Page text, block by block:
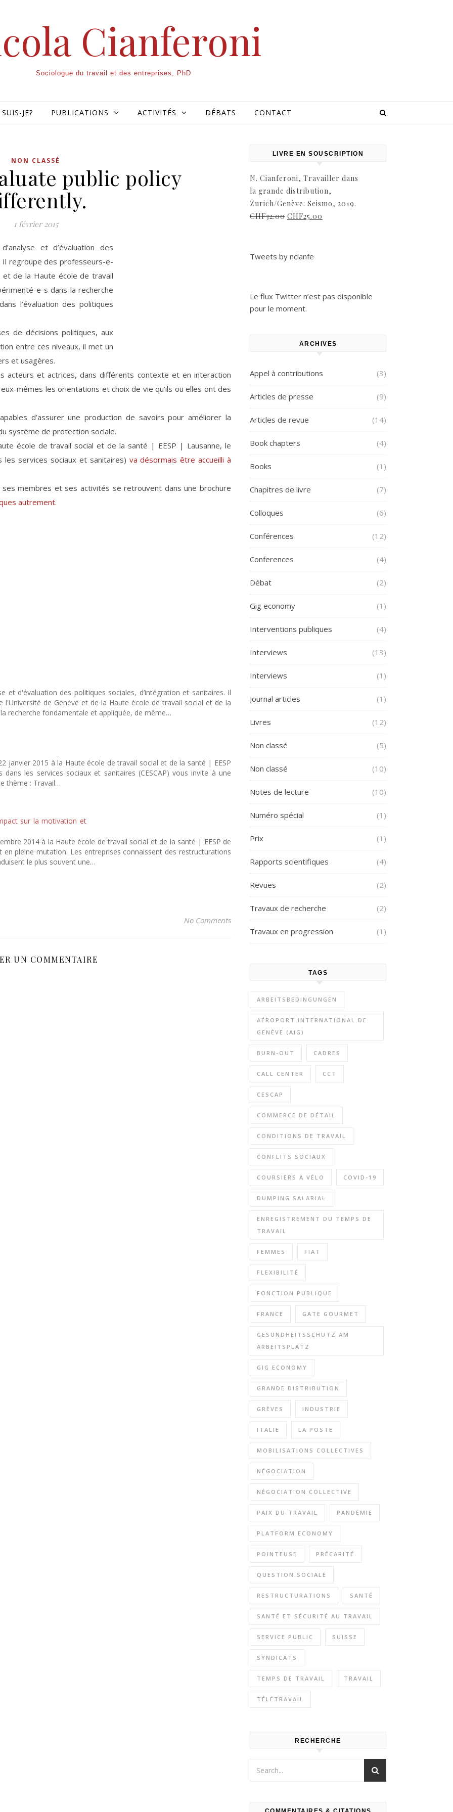
Cianferoni
Sociologue du travail et des entreprises, PhD
JE? PUBLICATIONS ACTIVITÉS DÉBATS CONTACT
NON CLASSÉ
public policy
1 février 2015
et d’évaluation des
Il regroupe des professeurs-e-
et de la Haute école de travail
e-s dans la recherche
l’évaluation des politiques
de décisions politiques, aux
entre ces niveaux, il met un
et usagères.
acteurs et actrices, dans différents contexte et en interaction
mêmes les orientations et choix de vie qu’ils ou elles ont des
d’assurer une production de savoirs pour améliorer la
système de protection sociale.
école de travail social et de la santé | EESP | Lausanne, le
les services sociaux et sanitaires) va désormais être accueilli à
ses membres et ses activités se retrouvent dans une brochure
autrement.
et d'évaluation des politiques sociales, d’intégration et sanitaires. Il
l'Université de Genève et de la Haute école de travail social et de la
recherche fondamentale et appliquée, de même…
janvier 2015 à la Haute école de travail social et de la santé | EESP
dans les services sociaux et sanitaires (CESCAP) vous invite à une
thème : Travail…
sur la motivation et
2014 à la Haute école de travail social et de la santé | EESP de
pleine mutation. Les entreprises connaissent des restructurations
le plus souvent une…
No Comments
UN COMMENTAIRE
LIVRE EN SOUSCRIPTION
N. Cianferoni, Travailler dans
la grande distribution,
Zurich/Genève: Seismo, 2019.
CHF32.00 CHF25.00
Tweets by ncianfe
Le flux Twitter n’est pas disponible
pour le moment.
ARCHIVES
Appel à contributions (3)
Articles de presse (9)
Articles de revue (14)
Book chapters (4)
Books (1)
Chapitres de livre (7)
Colloques (6)
Conférences (12)
Conferences (4)
Débat (2)
Gig economy (1)
Interventions publiques (4)
Interviews (13)
Interviews (1)
Journal articles (1)
Livres (12)
Non classé (5)
Non classé (10)
Notes de lecture (10)
Numéro spécial (1)
Prix (1)
Rapports scientifiques (4)
Revues (2)
Travaux de recherche (2)
Travaux en progression (1)
TAGS
ARBEITSBEDINGUNGEN
AÉROPORT INTERNATIONAL DE
GENÈVE (AIG)
BURN-OUT CADRES
CALL CENTER CCT
CESCAP
COMMERCE DE DÉTAIL
CONDITIONS DE TRAVAIL
CONFLITS SOCIAUX
COURSIERS À VÉLO COVID-19
DUMPING SALARIAL
ENREGISTREMENT DU TEMPS DE
TRAVAIL
FEMMES FIAT
FLEXIBILITÉ
FONCTION PUBLIQUE
FRANCE GATE GOURMET
GESUNDHEITSSCHUTZ AM
ARBEITSPLATZ
GIG ECONOMY
GRANDE DISTRIBUTION
GRÈVES INDUSTRIE
ITALIE LA POSTE
MOBILISATIONS COLLECTIVES
NÉGOCIATION
NÉGOCIATION COLLECTIVE
PAIX DU TRAVAIL PANDÉMIE
PLATFORM ECONOMY
POINTEUSE PRÉCARITÉ
QUESTION SOCIALE
RESTRUCTURATIONS SANTÉ
SANTÉ ET SÉCURITÉ AU TRAVAIL
SERVICE PUBLIC SUISSE
SYNDICATS
TEMPS DE TRAVAIL TRAVAIL
TÉLÉTRAVAIL
RECHERCHE